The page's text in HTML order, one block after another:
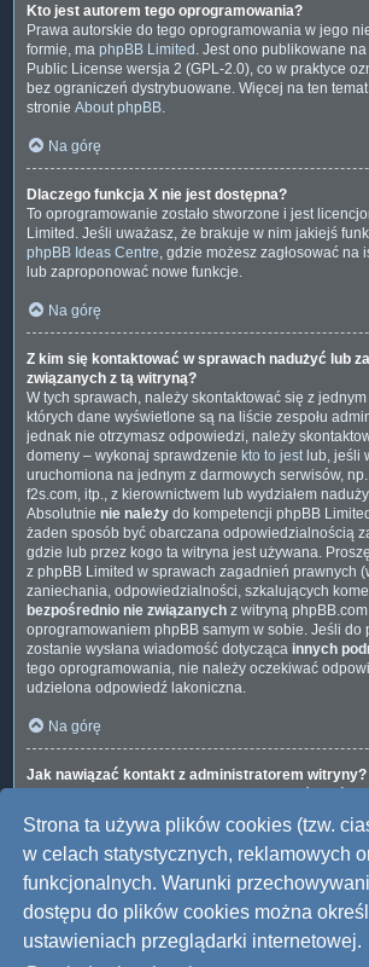
Strona ta używa plików cookies (tzw.
w celach statystycznych, reklamowych
funkcjonalnych. Warunki
dostępu do plików cookies można
ustawieniach przeglądarki internetowej.
Kto jest autorem tego oprogramowania?
Prawa autorskie do tego oprogramowania w jego
formie, ma phpBB Limited. Jest ono publikowane
Public License wersja 2 (GPL-2.0), co w praktyce
bez ograniczeń dystrybuowane. Więcej na ten
stronie About phpBB.
Na górę
Dlaczego funkcja X nie jest dostępna?
To oprogramowanie zostało stworzone i jest
Limited. Jeśli uważasz, że brakuje w nim jakiejś
phpBB Ideas Centre, gdzie możesz zagłosować na
lub zaproponować nowe funkcje.
Na górę
Z kim się kontaktować w sprawach nadużyć lub
związanych z tą witryną?
W tych sprawach, należy skontaktować się z
których dane wyświetlone są na liście zespołu
jednak nie otrzymasz odpowiedzi, należy
domeny – wykonaj sprawdzenie kto to jestlub, jeśli
uruchomiona na jednym z darmowych serwisów, np.
f2s.com, itp., z kierownictwem lub wydziałem
Absolutnie nie należy do kompetencji phpBB
żaden sposób być obarczana odpowiedzialnością
gdzie lub przez kogo ta witryna jest używana.
z phpBB Limited w sprawach zagadnień prawnych
zaniechania, odpowiedzialności, szkalujących
bezpośrednio nie związanych z witryną
oprogramowaniem phpBB samym w sobie. Jeśli do
zostanie wysłana wiadomość dotycząca innych
tego oprogramowania, nie należy oczekiwać
udzielona odpowiedź lakoniczna.
Na górę
Jak nawiązać kontakt z administratorem witryny?
Wszyscy użytkownicy witryny mogą używać – jeśli
przez administratora witryny – formularza „Kontakt z
witryny mogą także używać odnośnika „Zespół
Na górę